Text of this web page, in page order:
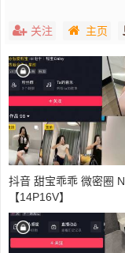
关注 主页
抖音 甜宝乖乖 微密圈
【14P16V】